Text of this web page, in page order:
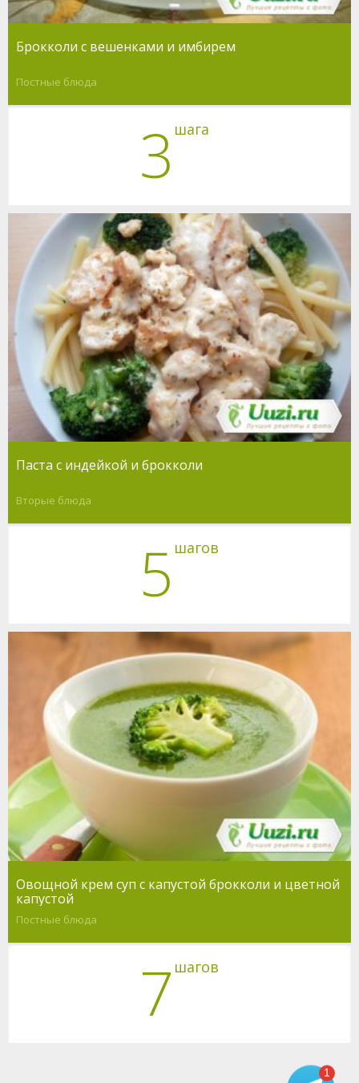
Брокколи с вешенками и имбирем
Постные блюда
3 шага
Паста с индейкой и брокколи
Вторые блюда
5 шагов
Овощной крем суп с капустой брокколи и цветной
капустой
Постные блюда
7 шагов
1